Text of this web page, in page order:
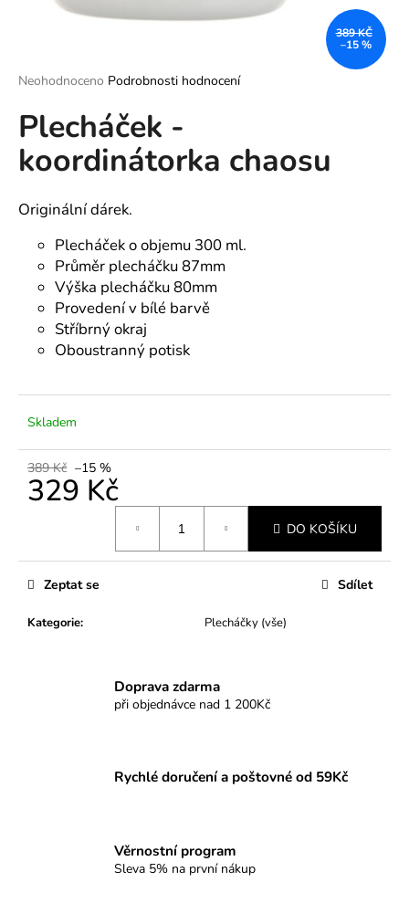
Průměrné
produktu
je
0,0
z
hvězdiček.
Neohodnoceno Podrobnosti hodnocení
Plecháček -
koordinátorka chaosu
Originální dárek.
Plecháček o objemu 300 ml.
Průměr plecháčku 87mm
Výška plecháčku 80mm
Provedení v bílé barvě
Stříbrný okraj
Oboustranný potisk
Skladem
389 Kč –15 %
329 Kč
DO KOŠÍKU
Kategorie: Plecháčky (vše)
Zeptat se Sdílet
389 KČ
–15 %
Doprava zdarma
při objednávce nad 1 200Kč
Rychlé doručení a poštovné od 59Kč
Věrnostní program
Sleva 5% na první nákup
í
t
?
HLEDAT
u
u
j
e
m